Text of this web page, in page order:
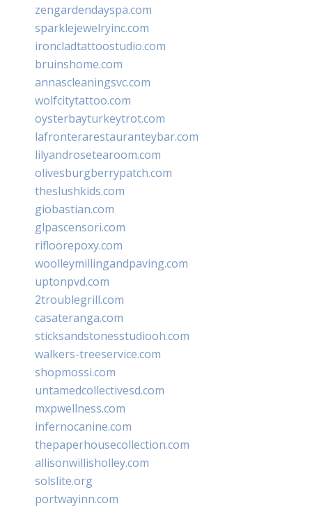
zengardendayspa.com
sparklejewelryinc.com
ironcladtattoostudio.com
bruinshome.com
annascleaningsvc.com
wolfcitytattoo.com
oysterbayturkeytrot.com
lafronterarestauranteybar.com
lilyandrosetearoom.com
olivesburgberrypatch.com
theslushkids.com
giobastian.com
glpascensori.com
rifloorepoxy.com
woolleymillingandpaving.com
uptonpvd.com
2troublegrill.com
casateranga.com
sticksandstonesstudiooh.com
walkers-treeservice.com
shopmossi.com
untamedcollectivesd.com
mxpwellness.com
infernocanine.com
thepaperhousecollection.com
allisonwillisholley.com
solslite.org
portwayinn.com